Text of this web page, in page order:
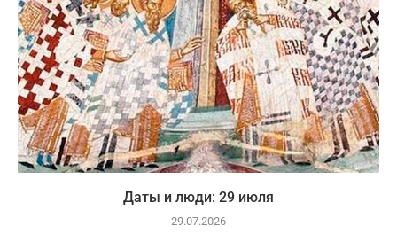
Даты и люди: 29 июля
29.07.2026